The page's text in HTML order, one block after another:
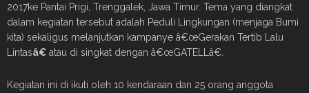
2017ke Pantai Prigi, Trenggalek, Jawa Timur. Tema yang diangkat
dalam kegiatan tersebut adalah Peduli Lingkungan (menjaga Bumi
kita) sekaligus melanjutkan kampanye â€œGerakan Tertib Lalu
Lintasâ€ atau di singkat dengan â€œGATELLâ€.
Kegiatan ini di ikuti oleh 10 kendaraan dan 25 orang anggota